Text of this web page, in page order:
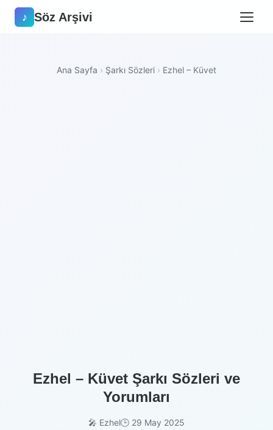
♪ Söz Arşivi
Ana Sayfa › Şarkı Sözleri › Ezhel – Küvet
Ezhel – Küvet Şarkı Sözleri ve
Yorumları
🎤 Ezhel🕒 29 May 2025